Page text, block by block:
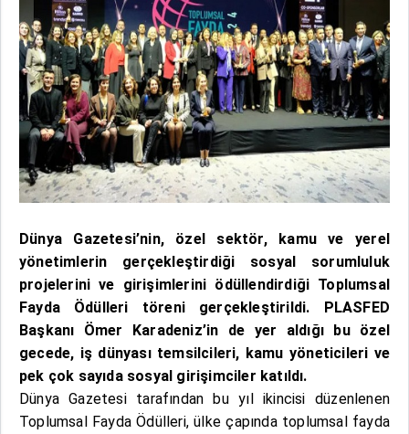
Dünya Gazetesi’nin, özel sektör, kamu ve yerel
yönetimlerin gerçekleştirdiği sosyal sorumluluk
projelerini ve girişimlerini ödüllendirdiği Toplumsal
Fayda Ödülleri töreni gerçekleştirildi. PLASFED
Başkanı Ömer Karadeniz’in de yer aldığı bu özel
gecede, iş dünyası temsilcileri, kamu yöneticileri ve
pek çok sayıda sosyal girişimciler katıldı.
Dünya Gazetesi tarafından bu yıl ikincisi düzenlenen
Toplumsal Fayda Ödülleri, ülke çapında toplumsal fayda